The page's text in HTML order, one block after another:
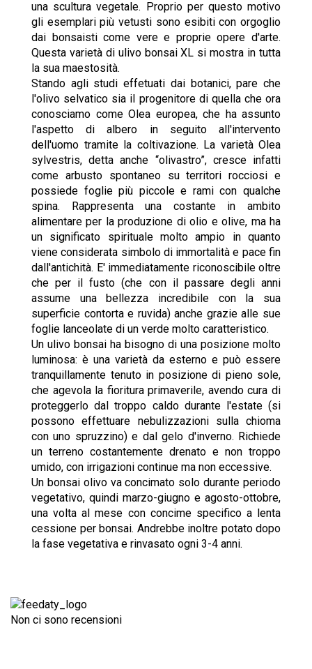
una scultura vegetale. Proprio per questo motivo
gli esemplari più vetusti sono esibiti con orgoglio
dai bonsaisti come vere e proprie opere d'arte.
Questa varietà di ulivo bonsai XL si mostra in tutta
la sua maestosità.
Stando agli studi effetuati dai botanici, pare che
l'olivo selvatico sia il progenitore di quella che ora
conosciamo come Olea europea, che ha assunto
l'aspetto di albero in seguito all'intervento
dell'uomo tramite la coltivazione. La varietà Olea
sylvestris, detta anche “olivastro”, cresce infatti
come arbusto spontaneo su territori rocciosi e
possiede foglie più piccole e rami con qualche
spina. Rappresenta una costante in ambito
alimentare per la produzione di olio e olive, ma ha
un significato spirituale molto ampio in quanto
viene considerata simbolo di immortalità e pace fin
dall'antichità. E' immediatamente riconoscibile oltre
che per il fusto (che con il passare degli anni
assume una bellezza incredibile con la sua
superficie contorta e ruvida) anche grazie alle sue
foglie lanceolate di un verde molto caratteristico.
Un ulivo bonsai ha bisogno di una posizione molto
luminosa: è una varietà da esterno e può essere
tranquillamente tenuto in posizione di pieno sole,
che agevola la fioritura primaverile, avendo cura di
proteggerlo dal troppo caldo durante l'estate (si
possono effettuare nebulizzazioni sulla chioma
con uno spruzzino) e dal gelo d'inverno. Richiede
un terreno costantemente drenato e non troppo
umido, con irrigazioni continue ma non eccessive.
Un bonsai olivo va concimato solo durante periodo
vegetativo, quindi marzo-giugno e agosto-ottobre,
una volta al mese con concime specifico a lenta
cessione per bonsai. Andrebbe inoltre potato dopo
la fase vegetativa e rinvasato ogni 3-4 anni.
Non ci sono recensioni